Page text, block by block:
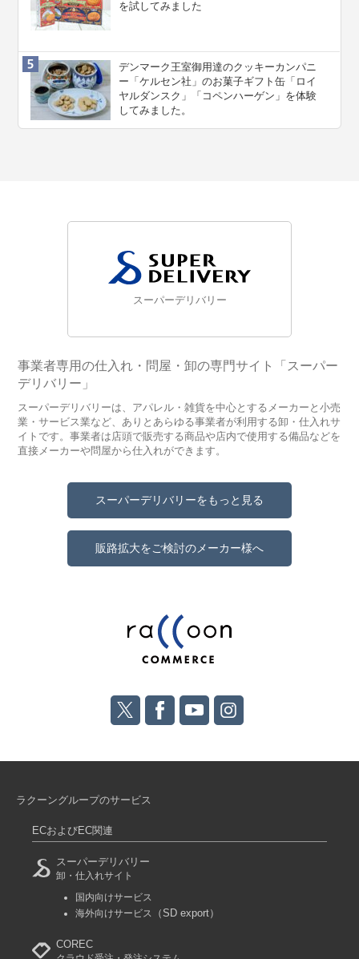
を試してみました
デンマーク王室御用達のクッキーカンパニ
ー「ケルセン社」のお菓子ギフト缶「ロイ
ヤルダンスク」「コペンハーゲン」を体験
してみました。
スーパーデリバリー
事業者専用の仕入れ・問屋・卸の専門サイト「スーパー
デリバリー」
スーパーデリバリーは、アパレル・雑貨を中心とするメーカーと小売
業・サービス業など、ありとあらゆる事業者が利用する卸・仕入れサ
イトです。事業者は店頭で販売する商品や店内で使用する備品などを
直接メーカーや問屋から仕入れができます。
スーパーデリバリーをもっと見る
販路拡大をご検討のメーカー様へ
ラクーングループのサービス
ECおよびEC関連
スーパーデリバリー
卸・仕入れサイト
国内向けサービス
海外向けサービス
（SD export）
COREC